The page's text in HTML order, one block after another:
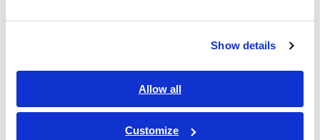
Show details
Allow all
Customize
として雑誌、CDジャケットなどを手がける。パレットクラブイ
ラストスクール（７期生）にてイラスト、絵本を学び授業中の
詳しいプロフィールはこちら